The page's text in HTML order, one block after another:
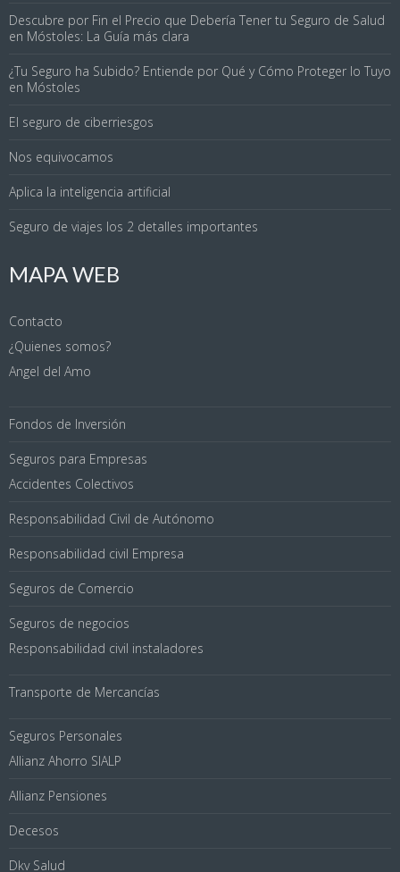
Descubre por Fin el Precio que Debería Tener tu Seguro de Salud
en Móstoles: La Guía más clara
¿Tu Seguro ha Subido? Entiende por Qué y Cómo Proteger lo Tuyo
en Móstoles
El seguro de ciberriesgos
Nos equivocamos
Aplica la inteligencia artificial
Seguro de viajes los 2 detalles importantes
MAPA WEB
Contacto
¿Quienes somos?
Angel del Amo
Fondos de Inversión
Seguros para Empresas
Accidentes Colectivos
Responsabilidad Civil de Autónomo
Responsabilidad civil Empresa
Seguros de Comercio
Seguros de negocios
Responsabilidad civil instaladores
Transporte de Mercancías
Seguros Personales
Allianz Ahorro SIALP
Allianz Pensiones
Decesos
Dkv Salud